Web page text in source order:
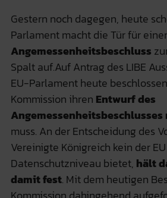
Gestern noch dagegen, heute
Parlament macht die Tür für
Angemessenheitsbeschluss
Spalt auf.Auf Antrag des LIBE
EU-Parlament heute
Kommission ihren Entwurf des
Angemessenheitsbeschlusses
muss. An der Entscheidung des
Vereinigte Königreich kein der
Datenschutzniveau bietet, hält
damit fest. Mit dem heutigen